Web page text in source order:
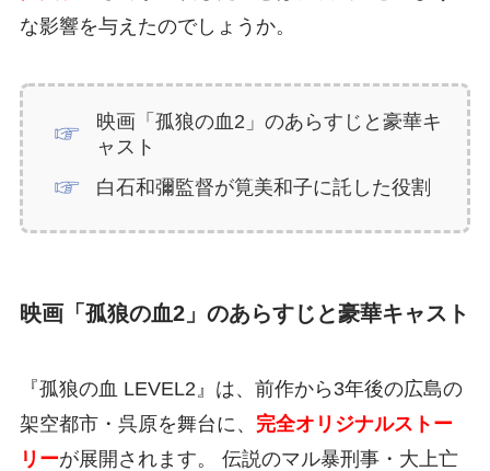
な影響を与えたのでしょうか。
映画「孤狼の血2」のあらすじと豪華キ
ャスト
白石和彌監督が筧美和子に託した役割
映画「孤狼の血2」のあらすじと豪華キャスト
『孤狼の血 LEVEL2』は、前作から3年後の広島の
架空都市・呉原を舞台に、 完全オリジナルストー
リーが展開されます。 伝説のマル暴刑事・大上亡